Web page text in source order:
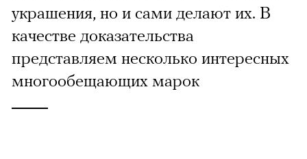
украшения, но и сами делают их. В
качестве доказательства
представляем несколько интересных
многообещающих марок